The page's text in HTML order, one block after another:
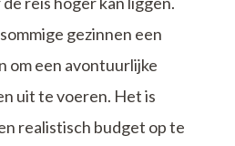
gezinnen een
om een avontuurlijke
uit te voeren. Het is
realistisch budget op te